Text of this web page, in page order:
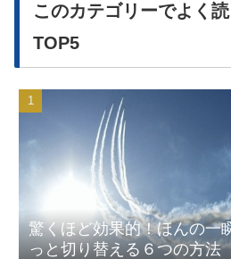
このカテゴリーでよく
TOP5
驚くほど効果的！ほんの一
っと切り替える６つの方法